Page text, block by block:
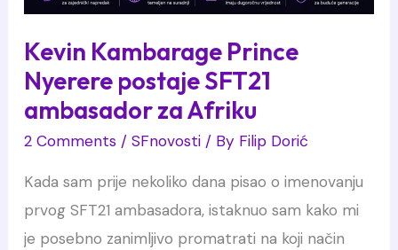
Kevin Kambarage Prince
Nyerere postaje SFT21
ambasador za Afriku
2 Comments / SFnovosti/ By Filip Dorić
Kada sam prije nekoliko dana pisao o imenovanju
prvog SFT21 ambasadora, istaknuo sam kako mi
je posebno zanimljivo promatrati na koji način